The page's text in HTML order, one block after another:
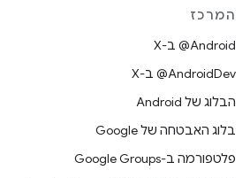
המרכז
‫‎@Android ב-X
‫‎@AndroidDev ב-X
הבלוג של Android
בלוג האבטחה של Google
פלטפורמה ב-Google Groups